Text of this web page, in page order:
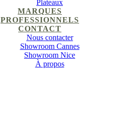
Plateaux
MARQUES
PROFESSIONNELS
CONTACT
Nous contacter
Showroom Cannes
Showroom Nice
À propos